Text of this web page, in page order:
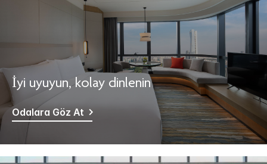
İyi uyuyun, kolay dinlenin
Odalara Göz At